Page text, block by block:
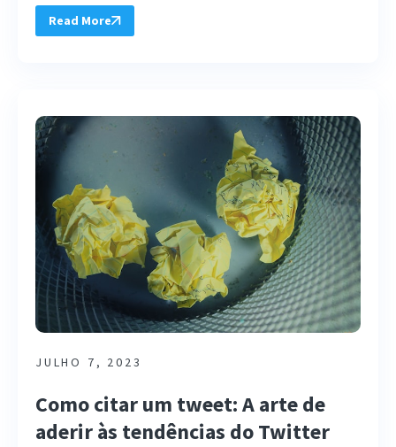
Read More
JULHO 7, 2023
Como citar um tweet: A arte de
aderir às tendências do Twitter